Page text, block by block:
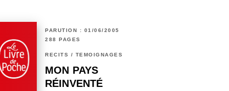
PARUTION : 01/06/2005
288 PAGES
RÉCITS / TÉMOIGNAGES
MON PAYS
RÉINVENTÉ